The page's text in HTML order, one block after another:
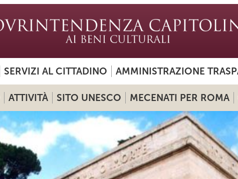
SERVIZI AL CITTADINO AMMINISTRAZIONE
ATTIVITÀ SITO UNESCO MECENATI PER ROMA